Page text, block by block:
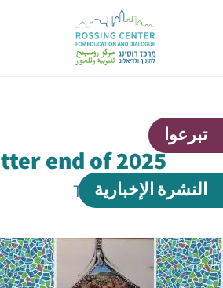
end of 2025
بواسطةTal C
تبرعوا
النشرة الإخبارية